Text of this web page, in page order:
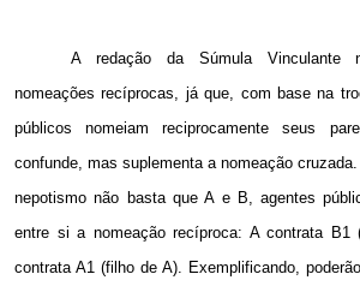
A redação da Súmula Vinculante
nomeações recíprocas, já que, com base na
públicos nomeiam reciprocamente seus
confunde, mas suplementa a nomeação
nepotismo não basta que A e B, agentes
entre si a nomeação recíproca: A contrata
contrata A1 (filho de A). Exemplificando,